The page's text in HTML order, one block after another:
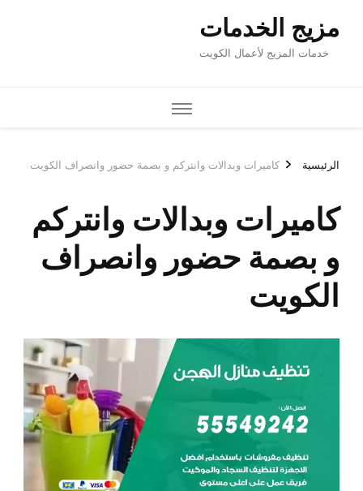
و بصمة حضور وانصراف الكويت
وانتركم
وانصراف